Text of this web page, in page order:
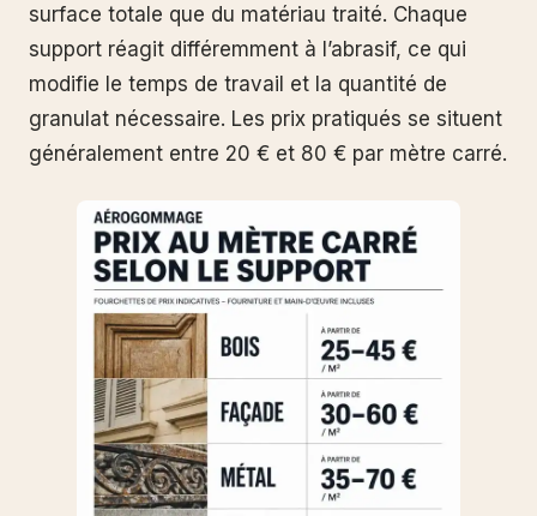
surface totale que du matériau traité. Chaque
support réagit différemment à l’abrasif, ce qui
modifie le temps de travail et la quantité de
granulat nécessaire. Les prix pratiqués se situent
généralement entre 20 € et 80 € par mètre carré.